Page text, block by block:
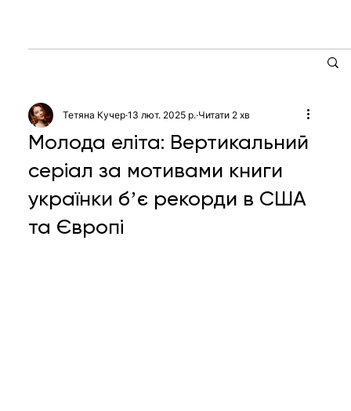
Молода еліта: Вертикальний
серіал за мотивами книги
українки бʼє рекорди в США
та Європі
Тетяна Кучер 13 лют. 2025 р. Читати 2 хв